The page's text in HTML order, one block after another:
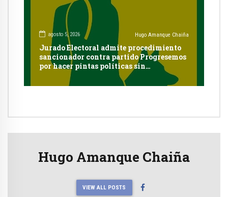
agosto 5, 2026 Hugo Amanque Chaiña
Jurado Electoral admite procedimiento
sancionador contra partido Progresemos
por hacer pintas políticas sin
autorización en Cayma
Hugo Amanque Chaiña
VIEW ALL POSTS